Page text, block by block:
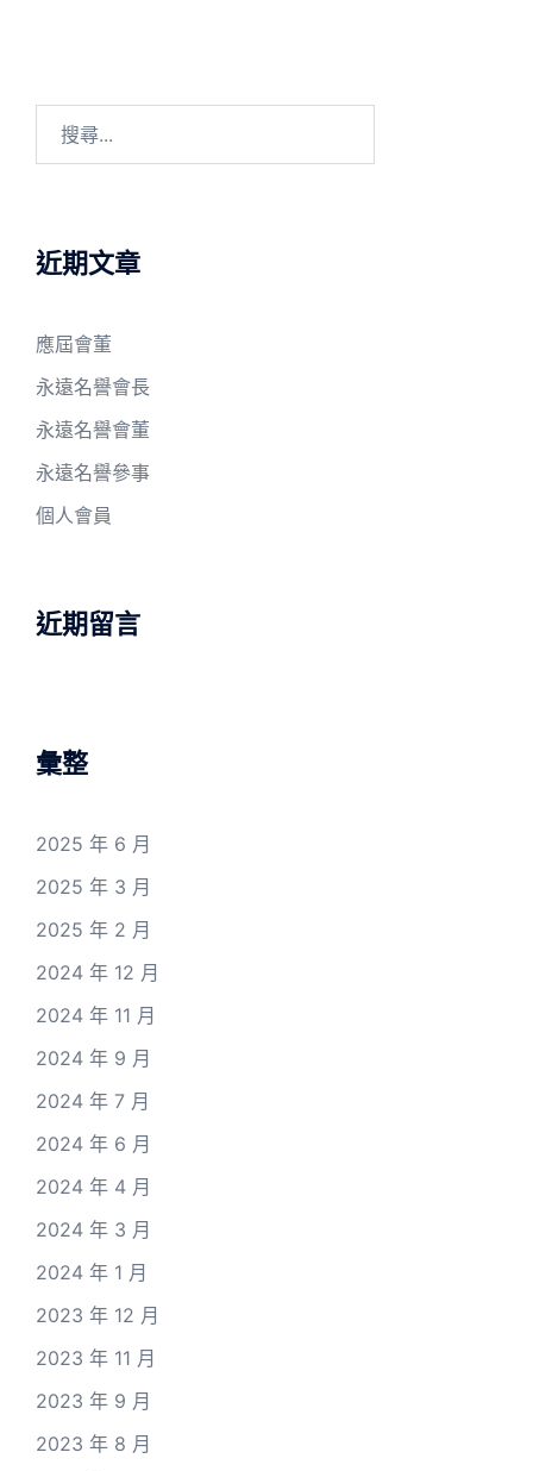
近期文章
應屆會董
永遠名譽會長
永遠名譽會董
永遠名譽參事
個人會員
近期留言
彙整
2025 年 6 月
2025 年 3 月
2025 年 2 月
2024 年 12 月
2024 年 11 月
2024 年 9 月
2024 年 7 月
2024 年 6 月
2024 年 4 月
2024 年 3 月
2024 年 1 月
2023 年 12 月
2023 年 11 月
2023 年 9 月
2023 年 8 月